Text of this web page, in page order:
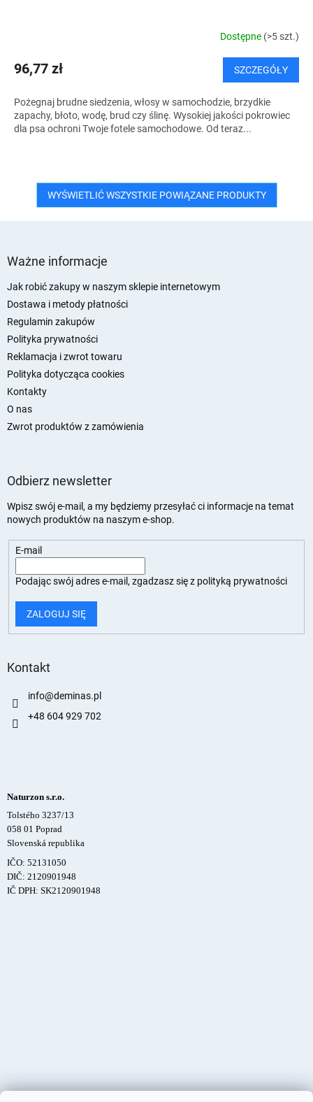
Dostępne (>5 szt.)
96,77 zł SZCZEGÓŁY
Pożegnaj brudne siedzenia, włosy w samochodzie, brzydkie
zapachy, błoto, wodę, brud czy ślinę. Wysokiej jakości pokrowiec
dla psa ochroni Twoje fotele samochodowe. Od teraz...
WYŚWIETLIĆ WSZYSTKIE POWIĄZANE PRODUKTY
Ważne informacje
Jak robić zakupy w naszym sklepie internetowym
Dostawa i metody płatności
Regulamin zakupów
Polityka prywatności
Reklamacja i zwrot towaru
Polityka dotycząca cookies
Kontakty
O nas
Zwrot produktów z zamówienia
Odbierz newsletter
Wpisz swój e-mail, a my będziemy przesyłać ci informacje na temat
nowych produktów na naszym e-shop.
E-mail
Podając swój adres e-mail, zgadzasz się z polityką prywatności
ZALOGUJ SIĘ
Kontakt
info@deminas.pl
+48 604 929 702
Naturzon s.r.o.
Tolstého 3237/13
058 01 Poprad
Slovenská republika
IČO: 52131050
DIČ: 2120901948
IČ DPH: SK2120901948